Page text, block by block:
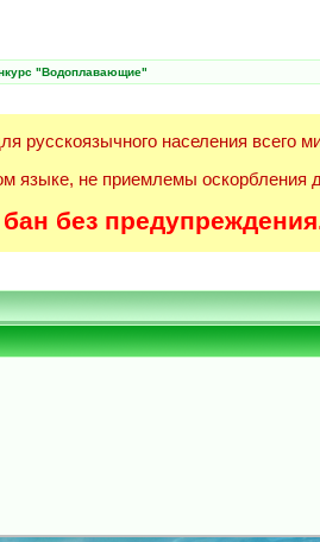
"Водоплавающие"
русскоязычного населения всего
языке, не приемлемы оскорбления
без